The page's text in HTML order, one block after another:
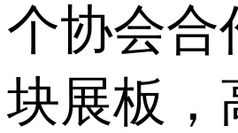
个协会合
块展板，